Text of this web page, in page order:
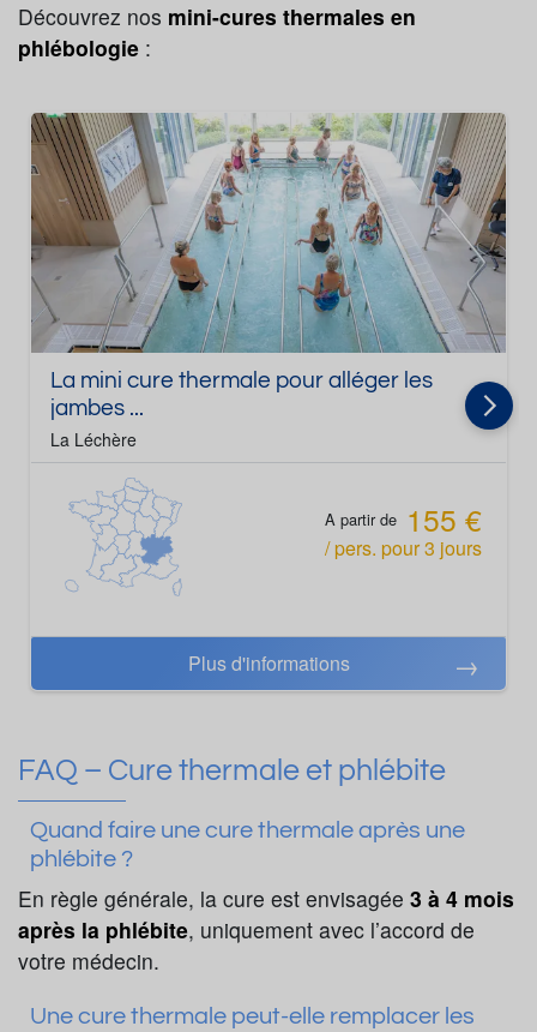
Découvrez nos mini-cures thermales en
phlébologie :
Troubles de la circulation du sang Insuffisance veineuse
Jambes
lourdes
La mini cure thermale pour alléger les
jambes ...
La Léchère
A partir de 155 €
/ pers. pour3 jours
Plus d'informations
FAQ – Cure thermale et phlébite
Quand faire une cure thermale après une
phlébite ?
En règle générale, la cure est envisagée 3 à 4 mois
après la phlébite, uniquement avec l’accord de
votre médecin.
Une cure thermale peut-elle remplacer les